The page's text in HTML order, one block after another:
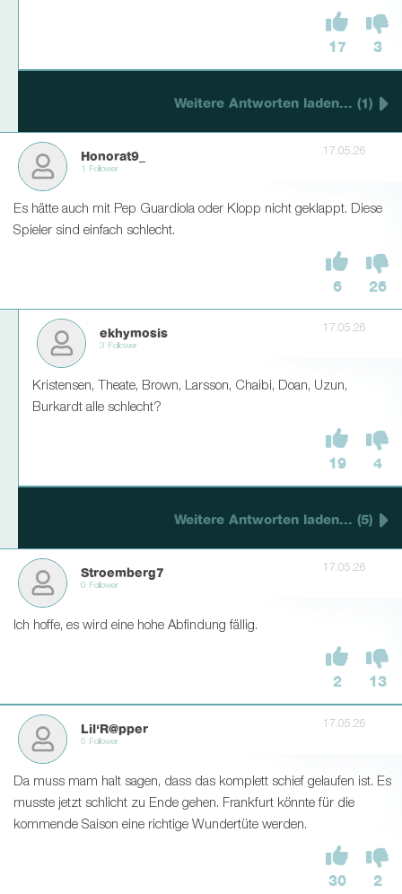
17 3
Weitere Antworten laden... (1)
Honorat9_
1 Follower
17.05.26
Es hätte auch mit Pep Guardiola oder Klopp nicht geklappt. Diese
Spieler sind einfach schlecht.
6 26
ekhymosis
3 Follower
17.05.26
Kristensen, Theate, Brown, Larsson, Chaibi, Doan, Uzun,
Burkardt alle schlecht?
19 4
Weitere Antworten laden... (5)
Stroemberg7
0 Follower
17.05.26
Ich hoffe, es wird eine hohe Abfindung fällig.
2 13
Lil‘R@pper
5 Follower
17.05.26
Da muss mam halt sagen, dass das komplett schief gelaufen ist. Es
musste jetzt schlicht zu Ende gehen. Frankfurt könnte für die
kommende Saison eine richtige Wundertüte werden.
30 2